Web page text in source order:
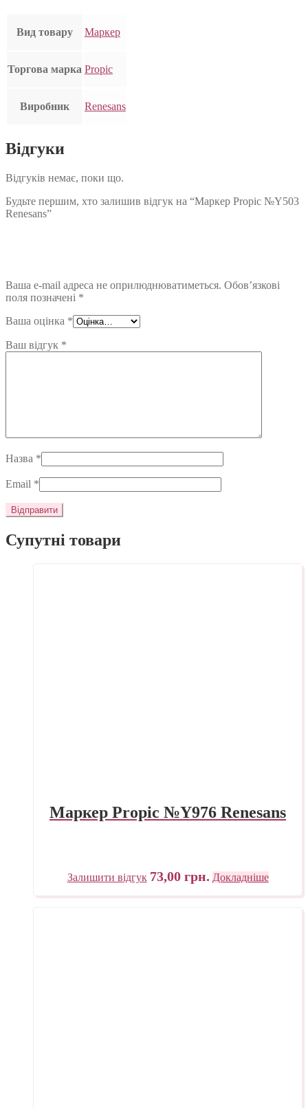
Вид товару Маркер
Торгова марка Propic
Виробник Renesans
Відгуки
Відгуків немає, поки що.
Будьте першим, хто залишив відгук на “Маркер Propic №Y503
Renesans”
Ваша e-mail адреса не оприлюднюватиметься. Обов’язкові
поля позначені *
Ваша оцінка *
Ваш відгук *
Назва *
Email *
Супутні товари
Маркер Propic №Y976 Renesans
Залишити відгук 73,00 грн. Докладніше